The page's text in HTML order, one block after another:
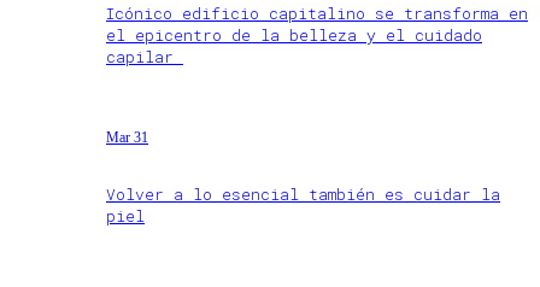
Icónico edificio capitalino se transforma en
el epicentro de la belleza y el cuidado
capilar
Mar 31
Volver a lo esencial también es cuidar la
piel